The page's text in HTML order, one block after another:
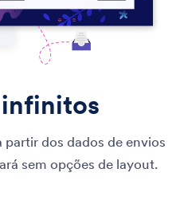
partir dos dados de envios
sem opções de layout.